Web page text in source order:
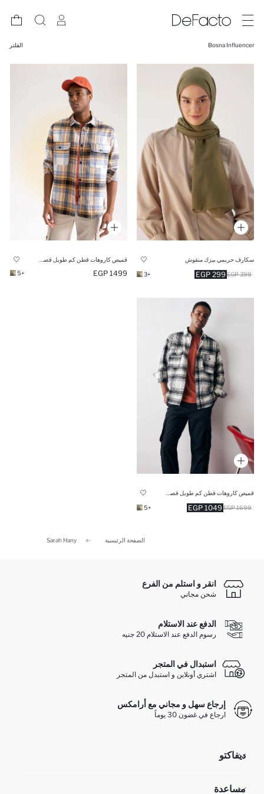
Bosna Influencer الفلتر
سكارف حريمي بيزك منقوش
299 EGP 399 EGP
+3
1499 EGP
+5
1049 EGP 1699 EGP
+5
الصفحة الرئيسية Sarah Hany
انقر و استلم من الفرع
شحن مجاني
الدفع عند الاستلام
رسوم الدفع عند الاستلام 20 جنيه
استبدال في المتجر
اشتري أونلاين و استبدل من المتجر
إرجاع سهل و مجاني مع أرامكس
ارجاع في غضون 30 يوماً
ديفاكتو
مساعدة